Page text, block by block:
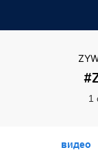
1
видео